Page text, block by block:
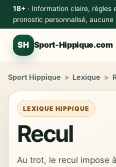
18+· Information claire,
pronostic personnalisé, aucune
SH Sport-Hippique.com
Sport Hippique > Lexique >
LEXIQUE HIPPIQUE
Recul
Au trot, le recul impose